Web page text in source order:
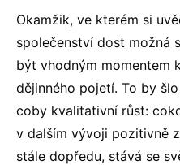
Okamžik, ve kterém si
společenství dost možná
být vhodným momentem
dějinného pojetí. To by
coby kvalitativní růst:
v dalším vývoji pozitivně
stále dopředu, stává se